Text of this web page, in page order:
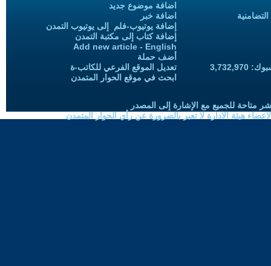
اضافة موضوع جديد
اضافة خبر
إضافة يوتيوب-فلم إلى يوتيوب التمدن
إضافة كتاب إلى مكتبة التمدن
Add new article - English
أضف حملة
تعديل الموقع الفرعي للكاتب-ة
ابحث في موقع الحوار المتمدن
متاحة للجميع مع الإشارة إلى المصدر
هيئة الادارة لا تعبر بالضرورة عن رأي الحوار المتمدن